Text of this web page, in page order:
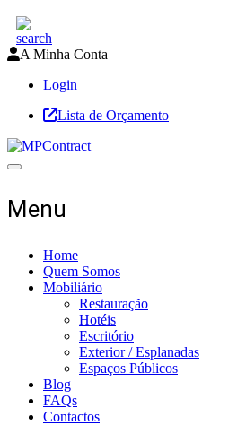
A Minha Conta
Login
Lista de Orçamento
Toggle navigation
Menu
Home
Quem Somos
Mobiliário
Restauração
Hotéis
Escritório
Exterior / Esplanadas
Espaços Públicos
Blog
FAQs
Contactos